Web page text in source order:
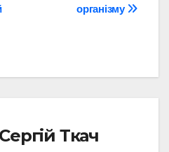
організму
Сергій Ткач